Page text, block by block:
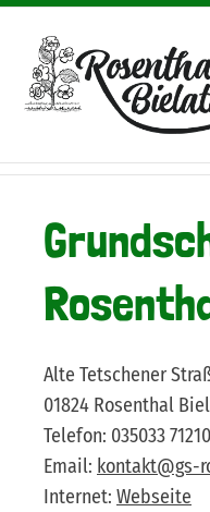
Alte Tetschener
01824 Rosenthal
Telefon: 035033 71210
Email: kontakt@gs-
Internet: Webseite